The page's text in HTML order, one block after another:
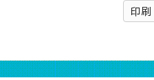
印刷